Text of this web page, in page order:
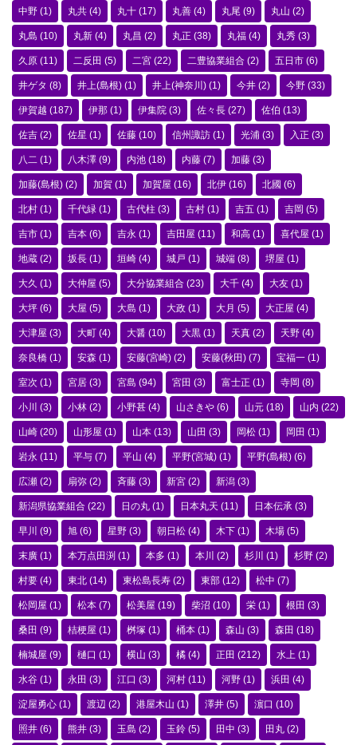
中野 (1) 丸共 (4) 丸十 (17) 丸善 (4) 丸尾 (9) 丸山 (2)
丸島 (10) 丸新 (4) 丸昌 (2) 丸正 (38) 丸福 (4) 丸秀 (3)
久原 (11) 二反田 (5) 二宮 (22) 二豊協業組合 (2) 五日市 (6)
井ゲタ (8) 井上(島根) (1) 井上(神奈川) (1) 今井 (2) 今野 (33)
伊賀越 (187) 伊那 (1) 伊集院 (3) 佐々長 (27) 佐伯 (13)
佐吉 (2) 佐星 (1) 佐藤 (10) 信州諏訪 (1) 光浦 (3) 入正 (3)
八二 (1) 八木澤 (9) 内池 (18) 内藤 (7) 加藤 (3)
加藤(島根) (2) 加賀 (1) 加賀屋 (16) 北伊 (16) 北國 (6)
北村 (1) 千代緑 (1) 古代柱 (3) 古村 (1) 吉五 (1) 吉岡 (5)
吉市 (1) 吉本 (6) 吉永 (1) 吉田屋 (11) 和高 (1) 喜代屋 (1)
地蔵 (2) 坂長 (1) 垣崎 (4) 城戸 (1) 城端 (8) 堺屋 (1)
大久 (1) 大仲屋 (5) 大分協業組合 (23) 大千 (4) 大友 (1)
大坪 (6) 大屋 (5) 大島 (1) 大政 (1) 大月 (5) 大正屋 (4)
大津屋 (3) 大町 (4) 大醤 (10) 大黒 (1) 天真 (2) 天野 (4)
奈良橋 (1) 安森 (1) 安藤(宮崎) (2) 安藤(秋田) (7) 宝福一 (1)
室次 (1) 宮居 (3) 宮島 (94) 宮田 (3) 富士正 (1) 寺岡 (8)
小川 (3) 小林 (2) 小野甚 (4) 山さきや (6) 山元 (18) 山内 (22)
山崎 (20) 山形屋 (1) 山本 (13) 山田 (3) 岡松 (1) 岡田 (1)
岩永 (11) 平与 (7) 平山 (4) 平野(宮城) (1) 平野(島根) (6)
広瀬 (2) 扇弥 (2) 斉藤 (3) 新宮 (2) 新潟 (3)
新潟県協業組合 (22) 日の丸 (1) 日本丸天 (11) 日本伝承 (3)
早川 (9) 旭 (6) 星野 (3) 朝日松 (4) 木下 (1) 木場 (5)
末廣 (1) 本万点田渕 (1) 本多 (1) 本川 (2) 杉川 (1) 杉野 (2)
村要 (4) 東北 (14) 東松島長寿 (2) 東部 (12) 松中 (7)
松岡屋 (1) 松本 (7) 松美屋 (19) 柴沼 (10) 栄 (1) 根田 (3)
桑田 (9) 桔梗屋 (1) 桝塚 (1) 桶本 (1) 森山 (3) 森田 (18)
楠城屋 (9) 樋口 (1) 横山 (3) 橘 (4) 正田 (212) 水上 (1)
水谷 (1) 永田 (3) 江口 (3) 河村 (11) 河野 (1) 浜田 (4)
淀屋勇心 (1) 渡辺 (2) 港屋木山 (1) 澤井 (5) 濵口 (10)
照井 (6) 熊井 (3) 玉島 (2) 玉鈴 (5) 田中 (3) 田丸 (2)